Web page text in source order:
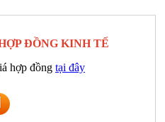
ĐỒNG KINH TẾ
hợp đồng tại đây